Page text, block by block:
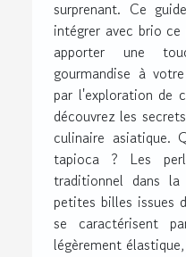
surprenant. Ce
intégrer avec brio
apporter une
gourmandise à
par l'exploration de
découvrez les
culinaire asiatique.
tapioca ? Les
traditionnel dans
petites billes issues
se caractérisent
légèrement